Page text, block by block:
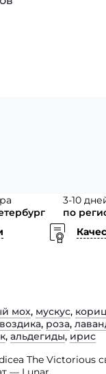
3-10
по
мох, мускус,
, роза,
, альдегиды, ирис
The Victorious